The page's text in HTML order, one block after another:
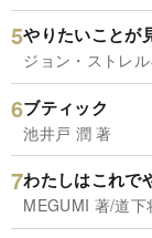
やりたいことが
ジョン・ストレ
ブティック
池井戸 潤 著
わたしはこれで
MEGUMI 著/道下